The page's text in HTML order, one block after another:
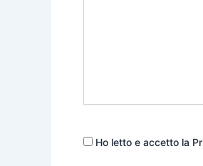
Ho letto e accetto la